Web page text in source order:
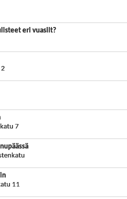
eri vuasilt?
7
11